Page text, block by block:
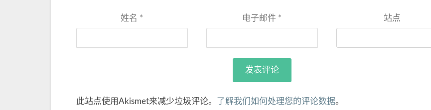
姓名 * 电子邮件 * 站点
此站点使用Akismet来减少垃圾评论。 了解我们如何处理您的评论数据。